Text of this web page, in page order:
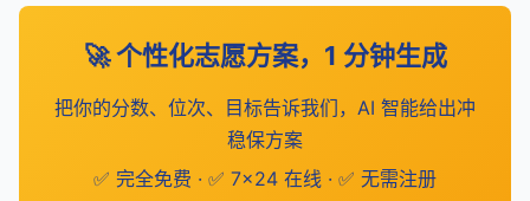
🚀 个性化志愿方案，1 分钟生成
把你的分数、位次、目标告诉我们，AI 智能给出冲
稳保方案
✅ 完全免费 · ✅ 7×24 在线 · ✅ 无需注册